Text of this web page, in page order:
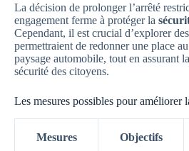
La décision de prolonger l’arrêté
engagement ferme à protéger la
Cependant, il est crucial d’explorer
permettraient de redonner une place
paysage automobile, tout en assurant
sécurité des citoyens.
Les mesures possibles pour améliorer
Mesures Objectifs